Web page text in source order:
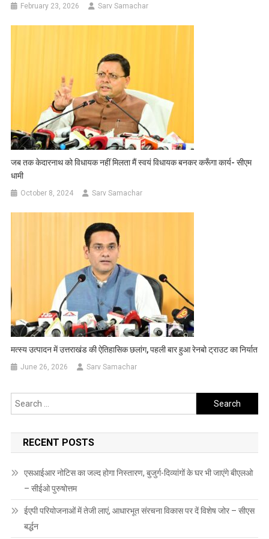
February 23, 2026 Sarv Samachar
जब तक केदारनाथ को विधायक नहीं मिलता मैं स्वयं विधायक बनकर करूँगा कार्य- सीएम
धामी
October 8, 2024 Sarv Samachar
मत्स्य उत्पादन में उत्तराखंड की ऐतिहासिक छलांग, पहली बार हुआ रेनबो ट्राउट का निर्यात
June 26, 2026 Sarv Samachar
Search
for:
RECENT POSTS
एसआईआर नोटिस का जल्द होगा निस्तारण, बुजुर्ग-दिव्यांगों के घर भी जाएंगे बीएलओ
– सीईओ पुरुषोत्तम
ईएपी परियोजनाओं में तेजी लाएं, आधारभूत संरचना विकास पर दें विशेष जोर – सीएस
बर्द्धन